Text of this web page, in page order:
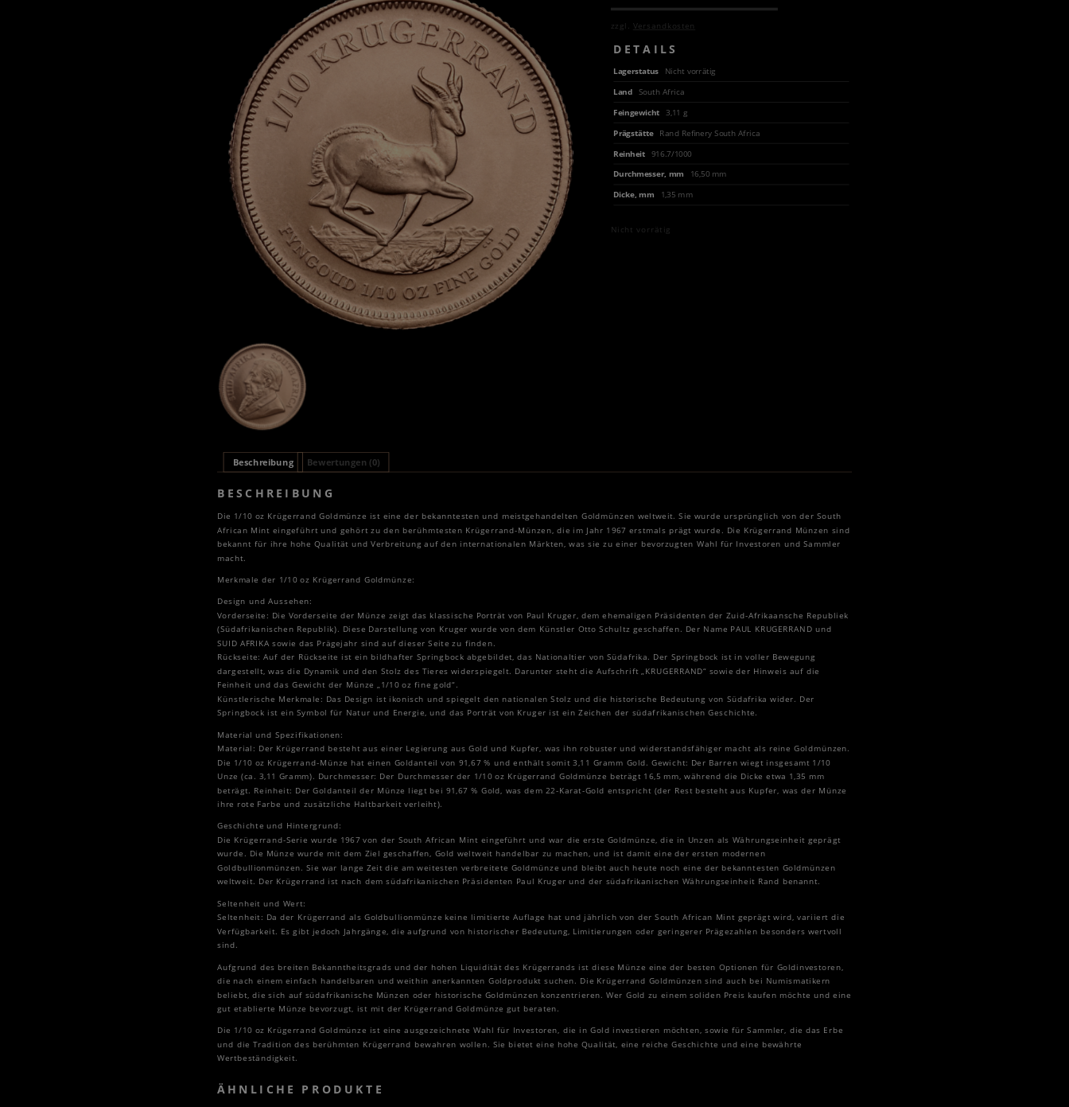
zzgl. Versandkosten
DETAILS
Lagerstatus
Nicht vorrätig
Land
South Africa
Feingewicht
3,11 g
Prägstätte
Rand Refinery South Africa
Reinheit
916.7/1000
Durchmesser, mm
16,50 mm
Dicke, mm 1,35 mm
Nicht vorrätig
Beschreibung Bewertungen (0)
BESCHREIBUNG
Die 1/10 oz Krügerrand Goldmünze ist eine der bekanntesten und meistgehandelten Goldmünzen weltweit. Sie wurde ursprünglich von der South
African Mint eingeführt und gehört zu den berühmtesten Krügerrand-Münzen, die im Jahr 1967 erstmals prägt wurde. Die Krügerrand Münzen sind
bekannt für ihre hohe Qualität und Verbreitung auf den internationalen Märkten, was sie zu einer bevorzugten Wahl für Investoren und Sammler
macht.
Merkmale der 1/10 oz Krügerrand Goldmünze:
Design und Aussehen:
Vorderseite: Die Vorderseite der Münze zeigt das klassische Porträt von Paul Kruger, dem ehemaligen Präsidenten der Zuid-Afrikaansche Republiek
(Südafrikanischen Republik). Diese Darstellung von Kruger wurde von dem Künstler Otto Schultz geschaffen. Der Name PAUL KRUGERRAND und
SUID AFRIKA sowie das Prägejahr sind auf dieser Seite zu finden.
Rückseite: Auf der Rückseite ist ein bildhafter Springbock abgebildet, das Nationaltier von Südafrika. Der Springbock ist in voller Bewegung
dargestellt, was die Dynamik und den Stolz des Tieres widerspiegelt. Darunter steht die Aufschrift „KRUGERRAND“ sowie der Hinweis auf die
Feinheit und das Gewicht der Münze „1/10 oz fine gold“.
Künstlerische Merkmale: Das Design ist ikonisch und spiegelt den nationalen Stolz und die historische Bedeutung von Südafrika wider. Der
Springbock ist ein Symbol für Natur und Energie, und das Porträt von Kruger ist ein Zeichen der südafrikanischen Geschichte.
Material und Spezifikationen:
Material: Der Krügerrand besteht aus einer Legierung aus Gold und Kupfer, was ihn robuster und widerstandsfähiger macht als reine Goldmünzen.
Die 1/10 oz Krügerrand-Münze hat einen Goldanteil von 91,67 % und enthält somit 3,11 Gramm Gold. Gewicht: Der Barren wiegt insgesamt 1/10
Unze (ca. 3,11 Gramm). Durchmesser: Der Durchmesser der 1/10 oz Krügerrand Goldmünze beträgt 16,5 mm, während die Dicke etwa 1,35 mm
beträgt. Reinheit: Der Goldanteil der Münze liegt bei 91,67 % Gold, was dem 22-Karat-Gold entspricht (der Rest besteht aus Kupfer, was der Münze
ihre rote Farbe und zusätzliche Haltbarkeit verleiht).
Geschichte und Hintergrund:
Die Krügerrand-Serie wurde 1967 von der South African Mint eingeführt und war die erste Goldmünze, die in Unzen als Währungseinheit geprägt
wurde. Die Münze wurde mit dem Ziel geschaffen, Gold weltweit handelbar zu machen, und ist damit eine der ersten modernen
Goldbullionmünzen. Sie war lange Zeit die am weitesten verbreitete Goldmünze und bleibt auch heute noch eine der bekanntesten Goldmünzen
weltweit. Der Krügerrand ist nach dem südafrikanischen Präsidenten Paul Kruger und der südafrikanischen Währungseinheit Rand benannt.
Seltenheit und Wert:
Seltenheit: Da der Krügerrand als Goldbullionmünze keine limitierte Auflage hat und jährlich von der South African Mint geprägt wird, variiert die
Verfügbarkeit. Es gibt jedoch Jahrgänge, die aufgrund von historischer Bedeutung, Limitierungen oder geringerer Prägezahlen besonders wertvoll
sind.
Aufgrund des breiten Bekanntheitsgrads und der hohen Liquidität des Krügerrands ist diese Münze eine der besten Optionen für Goldinvestoren,
die nach einem einfach handelbaren und weithin anerkannten Goldprodukt suchen. Die Krügerrand Goldmünzen sind auch bei Numismatikern
beliebt, die sich auf südafrikanische Münzen oder historische Goldmünzen konzentrieren. Wer Gold zu einem soliden Preis kaufen möchte und eine
gut etablierte Münze bevorzugt, ist mit der Krügerrand Goldmünze gut beraten.
Die 1/10 oz Krügerrand Goldmünze ist eine ausgezeichnete Wahl für Investoren, die in Gold investieren möchten, sowie für Sammler, die das Erbe
und die Tradition des berühmten Krügerrand bewahren wollen. Sie bietet eine hohe Qualität, eine reiche Geschichte und eine bewährte
Wertbeständigkeit.
ÄHNLICHE PRODUKTE